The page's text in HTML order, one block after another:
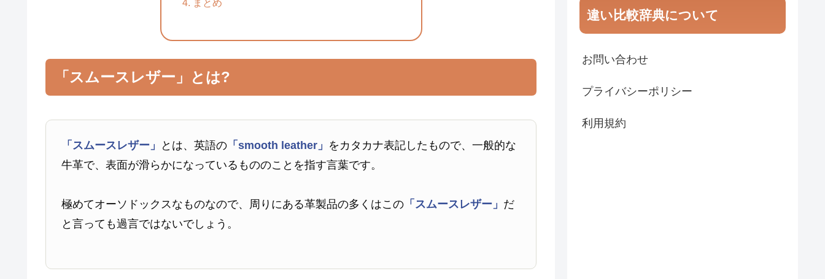
まとめ
「スムースレザー」とは?
「スムースレザー」 とは、英語の 「smooth leather」 をカタカナ表記したもので、一般的な
牛革で、表面が滑らかになっているもののことを指す言葉です。
極めてオーソドックスなものなので、周りにある革製品の多くはこの 「スムースレザー」 だ
と言っても過言ではないでしょう。
違い比較辞典について
お問い合わせ
プライバシーポリシー
利用規約